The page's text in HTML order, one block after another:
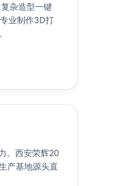
杂造型一键
业制作3D打
。西安荣辉20
产基地源头直